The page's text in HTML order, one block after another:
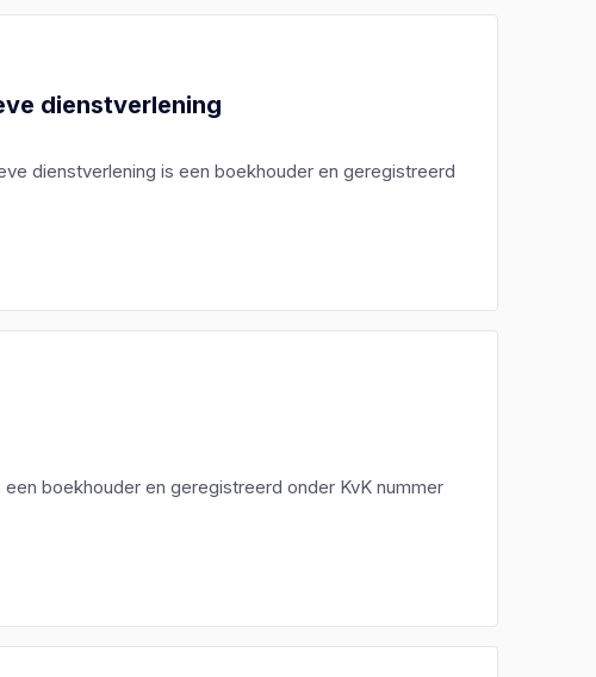
dienstverlening
dienstverlening is een boekhouder en geregistreerd
boekhouder en geregistreerd onder KvK nummer